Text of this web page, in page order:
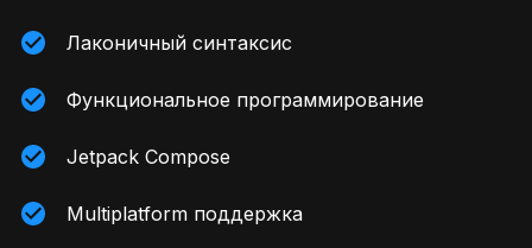
Лаконичный синтаксис
Функциональное программирование
Jetpack Compose
Multiplatform поддержка